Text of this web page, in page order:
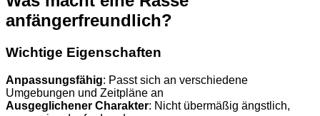
anfängerfreundlich?
Wichtige Eigenschaften
Anpassungsfähig: Passt sich an verschiedene
Umgebungen und Zeitpläne an
Ausgeglichener Charakter: Nicht übermäßig ängstlich,